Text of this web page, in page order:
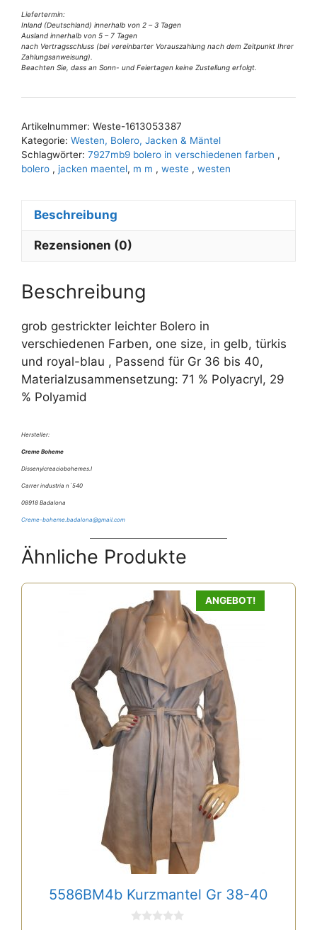
verschiedenen
Farben
Menge
Liefertermin:
Inland (Deutschland) innerhalb von 2 – 3 Tagen
Ausland innerhalb von 5 – 7 Tagen
nach Vertragsschluss (bei vereinbarter Vorauszahlung nach dem Zeitpunkt Ihrer
Zahlungsanweisung).
Beachten Sie, dass an Sonn- und Feiertagen keine Zustellung erfolgt.
v
e
:
Artikelnummer: Weste-1613053387
Kategorie: Westen, Bolero, Jacken & Mäntel
Schlagwörter: 7927mb9 bolero in verschiedenen farben ,
bolero , jacken maentel, m m , weste , westen
Beschreibung
Rezensionen (0)
Beschreibung
grob gestrickter leichter Bolero in
verschiedenen Farben, one size, in gelb, türkis
und royal-blau , Passend für Gr 36 bis 40,
Materialzusammensetzung: 71 % Polyacryl, 29
% Polyamid
Hersteller:
Creme Boheme
Dissenyicreaciobohemes.I
Carrer industria n`540
08918 Badalona
Creme-boheme.badalona@gmail.com
Ähnliche Produkte
ANGEBOT!
5586BM4b Kurzmantel Gr 38-40